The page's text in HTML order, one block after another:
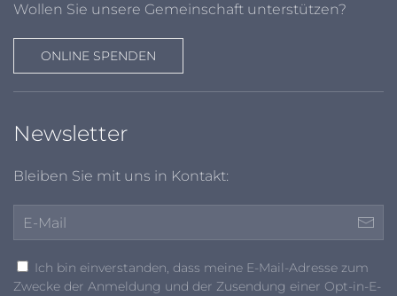
Wollen Sie unsere Gemeinschaft unterstützen?
ONLINE SPENDEN
Newsletter
Bleiben Sie mit uns in Kontakt:
Ich bin einverstanden, dass meine E-Mail-Adresse zum
Zwecke der Anmeldung und der Zusendung einer Opt-in-E-